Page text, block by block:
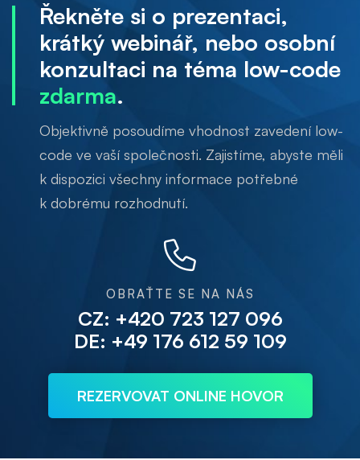
Řekněte si o prezentaci,
krátký webinář, nebo osobní
konzultaci na téma low-code
zdarma.
Objektivně posoudíme vhodnost zavedení low-
code ve vaší společnosti. Zajistíme, abyste měli
k dispozici všechny informace potřebné
k dobrému rozhodnutí.
OBRAŤTE SE NA NÁS
CZ: +420 723 127 096
DE: +49 176 612 59 109
REZERVOVAT ONLINE HOVOR